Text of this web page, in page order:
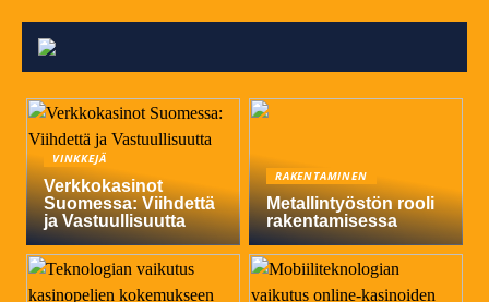
VINKKEJÄ
Verkkokasinot
Suomessa: Viihdettä
ja Vastuullisuutta
RAKENTAMINEN
Metallintyöstön rooli
rakentamisessa